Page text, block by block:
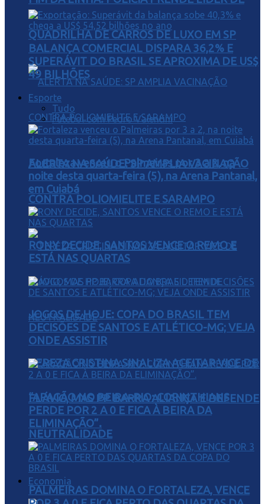
QUADRILHA DE CARROS DE LUXO EM SP
ALERTA NA SAÚDE: SP AMPLIA VACINAÇÃO
CONTRA POLIOMIELITE E SARAMPO
TEREZA CRISTINA SINALIZA ACEITAR VICE DE
FLÁVIO, MAS PP BARRA ALIANÇA E DEFENDE
NEUTRALIDADE
Economia
BALANÇA COMERCIAL DISPARA 36,2% E
SUPERÁVIT DO BRASIL SE APROXIMA DE US$
49 BILHÕES
Esporte
Tudo
Futebol com Pedro Valentini
Fortaleza venceu o Palmeiras por 3 a 2, na
noite desta quarta-feira (5), na Arena Pantanal,
em Cuiabá
RONY DECIDE, SANTOS VENCE O REMO E
ESTÁ NAS QUARTAS
JOGOS DE HOJE: COPA DO BRASIL TEM
DECISÕES DE SANTOS E ATLÉTICO-MG; VEJA
ONDE ASSISTIR
“APAGÃO NO BEIRA-RIO: CORINTHIANS
PERDE POR 2 A 0 E FICA À BEIRA DA
ELIMINAÇÃO”.
PALMEIRAS DOMINA O FORTALEZA, VENCE